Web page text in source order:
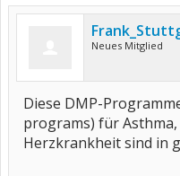
Neues Mitglied
Diese DMP-
programs) für
Herzkrankheit sind in